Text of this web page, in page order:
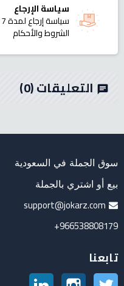
سياسة الإرجاع
الشروط والأحكام
chat التعليقات(0)
سوق الجملة في السعودية
بيع أو اشتري بالجملة
support@jokarz.com
966538808179+
تابعنا
تويتر انستغرام